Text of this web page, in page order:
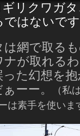
ギリクワガ
はないで
網で取る
ナが取れる
た幻想を
ーー。
（私
は素手を使いま